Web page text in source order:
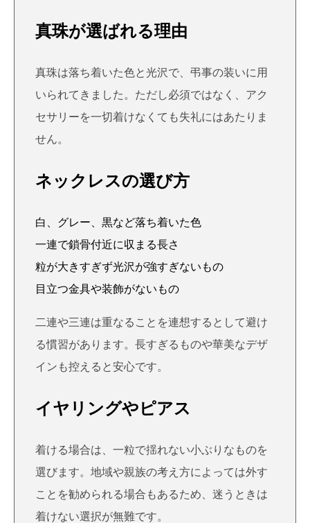
真珠が選ばれる理由
真珠は落ち着いた色と光沢で、弔事の装いに用
いられてきました。ただし必須ではなく、アク
セサリーを一切着けなくても失礼にはあたりま
せん。
ネックレスの選び方
白、グレー、黒など落ち着いた色
一連で鎖骨付近に収まる長さ
粒が大きすぎず光沢が強すぎないもの
目立つ金具や装飾がないもの
二連や三連は重なることを連想するとして避け
る慣習があります。長すぎるものや華美なデザ
インも控えると安心です。
イヤリングやピアス
着ける場合は、一粒で揺れない小ぶりなものを
選びます。地域や親族の考え方によっては外す
ことを勧められる場合もあるため、迷うときは
着けない選択が無難です。